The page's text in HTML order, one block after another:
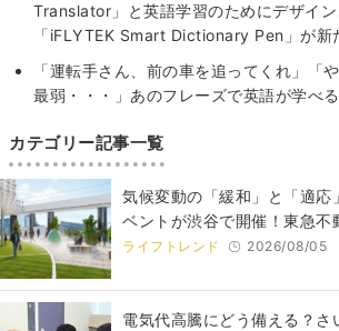
Translator」と英語学習のためにデザイ
「iFLYTEK Smart Dictionary Pen」が新
「運転手さん、前の車を追ってくれ」「
最弱・・・」あのフレーズで英語が学べ
カテゴリー記事一覧
気候変動の「緩和」と「適応
ベントが渋谷で開催！東急不
ライフトレンド 2026/08/05
電気代高騰にどう備える？さ